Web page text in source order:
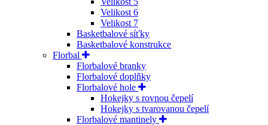
Velikost 6
Velikost 7
Basketbalové síťky
Basketbalové konstrukce
Florbal
Florbalové branky
Florbalové doplňky
Florbalové hole
Hokejky s rovnou čepelí
Hokejky s tvarovanou čepelí
Florbalové mantinely